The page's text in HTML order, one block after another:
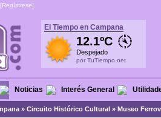
Regístrese]
El Tiempo en Campana
12.1ºC
Despejado
por TuTiempo.net
Noticias Interés General
» Circuito Histórico Cultural » Museo